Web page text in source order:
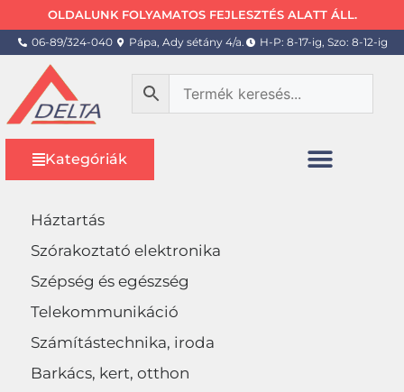
OLDALUNK FOLYAMATOS FEJLESZTÉS ALATT ÁLL.
06-89/324-040 Pápa, Ady sétány 4/a. H-P: 8-17-ig, Szo: 8-12-ig
Kategóriák
Háztartás
Szórakoztató elektronika
Szépség és egészség
Telekommunikáció
Számítástechnika, iroda
Barkács, kert, otthon